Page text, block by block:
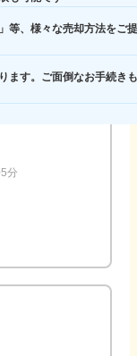
等、様々な売却方法をご
ます。ご面倒なお手続き
分